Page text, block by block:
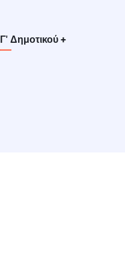
Γ' Δημοτικού +